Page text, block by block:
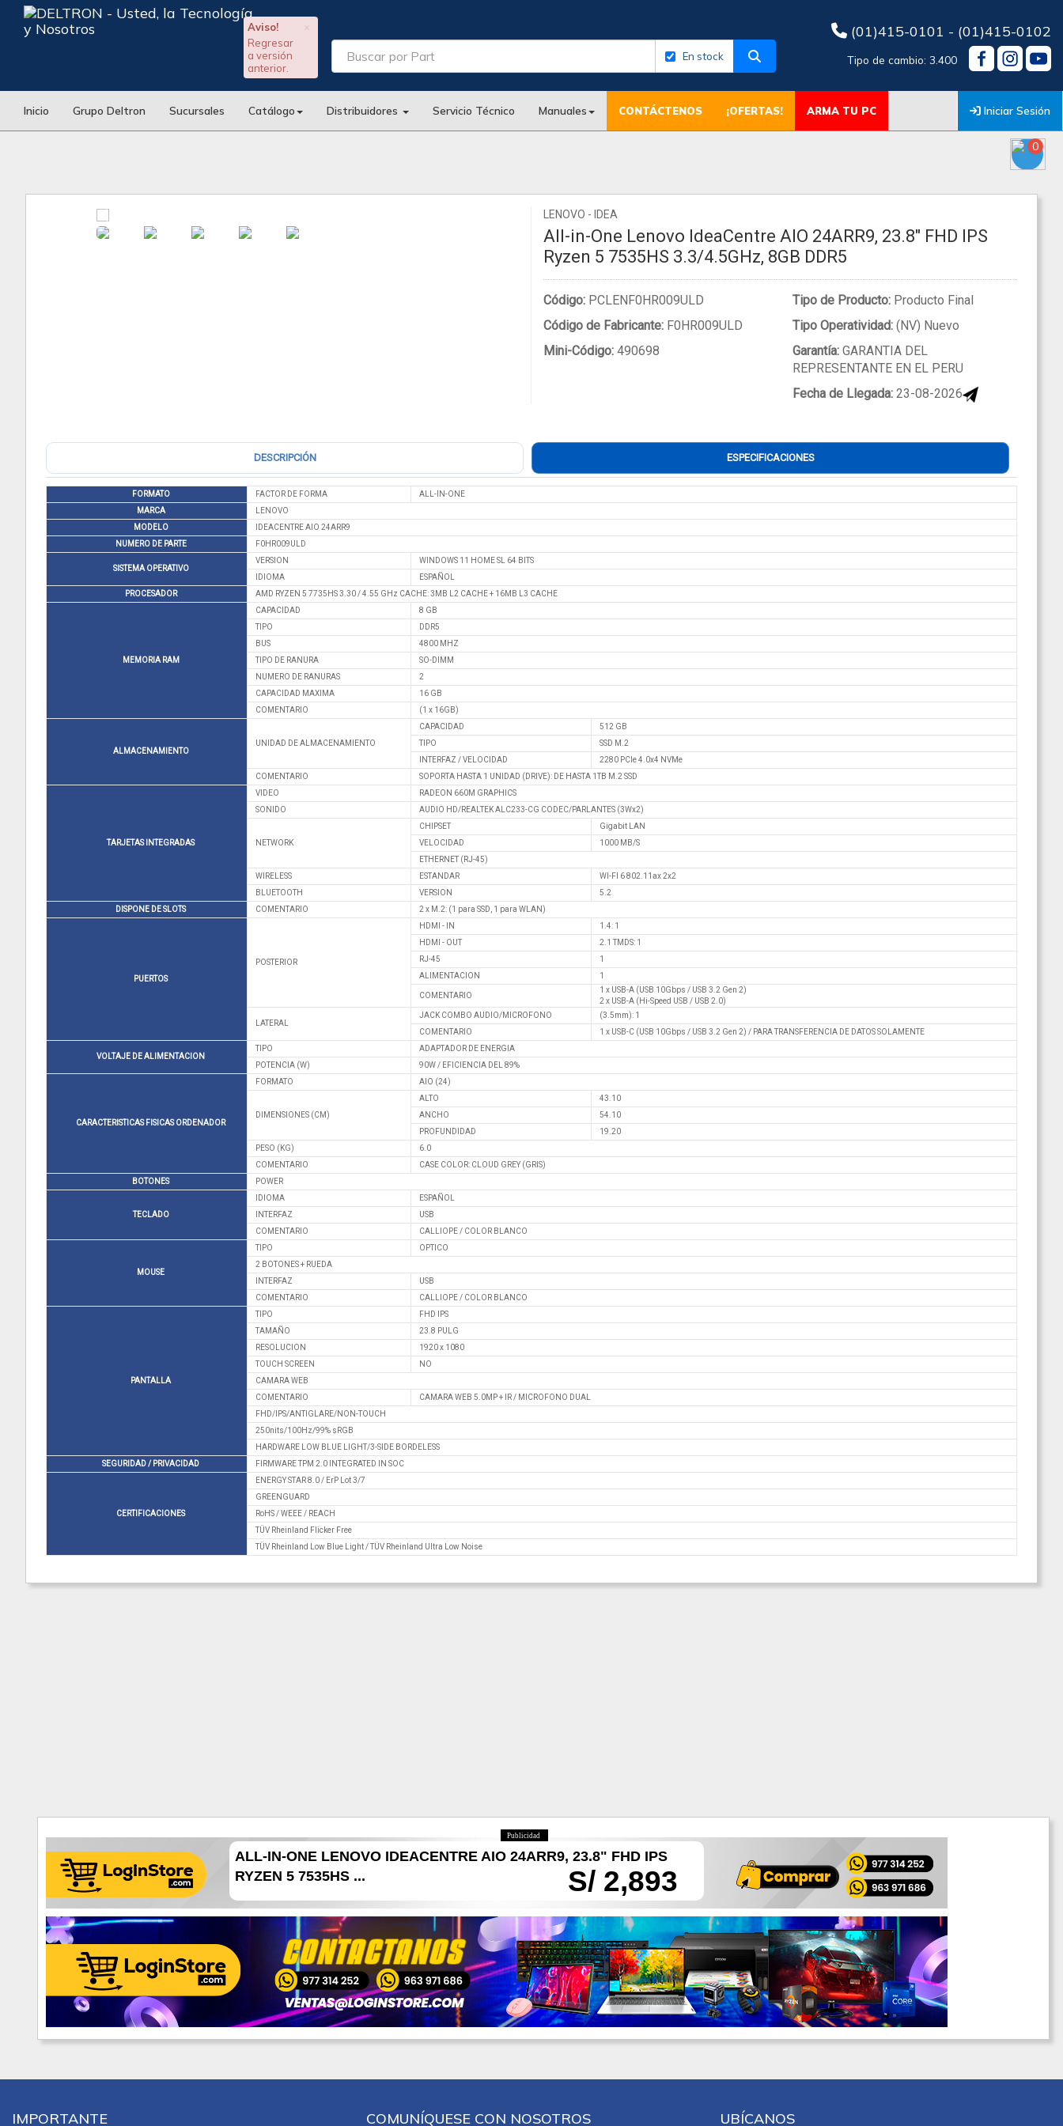
×
Aviso!
Regresar
a versión
anterior.
En stock
(01)415-0101 - (01)415-0102
Tipo de cambio: 3.400
Inicio Grupo Deltron Sucursales Catálogo Distribuidores Servicio Técnico Manuales CONTÁCTENOS ¡OFERTAS! ARMA TU PC Iniciar Sesión
0
LENOVO - IDEA
All-in-One Lenovo IdeaCentre AIO 24ARR9, 23.8" FHD IPS
Ryzen 5 7535HS 3.3/4.5GHz, 8GB DDR5
Código: PCLENF0HR009ULD
Código de Fabricante: F0HR009ULD
Mini-Código: 490698
Tipo de Producto:Producto Final
Tipo Operatividad:(NV) Nuevo
Garantía:GARANTIA DEL
REPRESENTANTE EN EL PERU
Fecha de Llegada:23-08-2026
DESCRIPCIÓN ESPECIFICACIONES
FORMATO FACTOR DE FORMA
ALL-IN-ONE
MARCA
LENOVO
MODELO
IDEACENTRE AIO 24ARR9
NUMERO DE PARTE
F0HR009ULD
SISTEMA OPERATIVO
VERSION
WINDOWS 11 HOME SL 64 BITS
IDIOMA
ESPAÑOL
PROCESADOR
AMD RYZEN 5 7735HS 3.30 / 4.55 GHz CACHE: 3MB L2 CACHE + 16MB L3 CACHE
MEMORIA RAM
CAPACIDAD
8 GB
TIPO
DDR5
BUS
4800 MHZ
TIPO DE RANURA
SO-DIMM
NUMERO DE RANURAS
2
CAPACIDAD MAXIMA
16 GB
COMENTARIO
(1 x 16GB)
ALMACENAMIENTO
UNIDAD DE ALMACENAMIENTO
CAPACIDAD
512 GB
TIPO
SSD M.2
INTERFAZ / VELOCIDAD
2280 PCIe 4.0x4 NVMe
COMENTARIO
SOPORTA HASTA 1 UNIDAD (DRIVE): DE HASTA 1TB M.2 SSD
TARJETAS INTEGRADAS
VIDEO
RADEON 660M GRAPHICS
SONIDO
AUDIO HD/REALTEK ALC233-CG CODEC/PARLANTES (3Wx2)
NETWORK
CHIPSET
Gigabit LAN
VELOCIDAD
1000 MB/S
ETHERNET (RJ-45)
WIRELESS
ESTANDAR
WI-FI 6 802.11ax 2x2
BLUETOOTH
VERSION
5.2
DISPONE DE SLOTS
COMENTARIO 2 x M.2: (1 para SSD, 1 para WLAN)
PUERTOS
POSTERIOR
HDMI - IN
1.4: 1
HDMI - OUT
2.1 TMDS: 1
RJ-45
1
ALIMENTACION
1
COMENTARIO
1 x USB-A (USB 10Gbps / USB 3.2 Gen 2)
2 x USB-A (Hi-Speed USB / USB 2.0)
LATERAL
JACK COMBO AUDIO/MICROFONO
(3.5mm): 1
COMENTARIO
1 x USB-C (USB 10Gbps / USB 3.2 Gen 2) / PARA TRANSFERENCIA DE DATOS SOLAMENTE
VOLTAJE DE ALIMENTACION
TIPO
ADAPTADOR DE ENERGIA
POTENCIA (W)
90W / EFICIENCIA DEL 89%
CARACTERISTICAS FISICAS ORDENADOR
FORMATO AIO (24)
DIMENSIONES (CM)
ALTO
43.10
ANCHO
54.10
PROFUNDIDAD
19.20
PESO (KG)
6.0
COMENTARIO
CASE COLOR: CLOUD GREY (GRIS)
BOTONES
POWER
TECLADO
IDIOMA
ESPAÑOL
INTERFAZ
USB
COMENTARIO
CALLIOPE / COLOR BLANCO
MOUSE
TIPO
OPTICO
2 BOTONES + RUEDA
INTERFAZ
USB
COMENTARIO
CALLIOPE / COLOR BLANCO
PANTALLA
TIPO
FHD IPS
TAMAÑO
23.8 PULG
RESOLUCION
1920 x 1080
TOUCH SCREEN
NO
CAMARA WEB
COMENTARIO
CAMARA WEB 5.0MP + IR / MICROFONO DUAL
FHD/IPS/ANTIGLARE/NON-TOUCH
250nits/100Hz/99% sRGB
HARDWARE LOW BLUE LIGHT/3-SIDE BORDELESS
SEGURIDAD / PRIVACIDAD
FIRMWARE TPM 2.0 INTEGRATED IN SOC
CERTIFICACIONES
ENERGY STAR 8.0 / ErP Lot 3/7
GREENGUARD
RoHS / WEEE / REACH
TÜV Rheinland Flicker Free
TÜV Rheinland Low Blue Light / TÜV Rheinland Ultra Low Noise
Publicidad
S/ 2,893
ALL-IN-ONE LENOVO IDEACENTRE AIO 24ARR9, 23.8" FHD IPS
RYZEN 5 7535HS ...
IMPORTANTE COMUNÍQUESE CON NOSOTROS UBÍCANOS